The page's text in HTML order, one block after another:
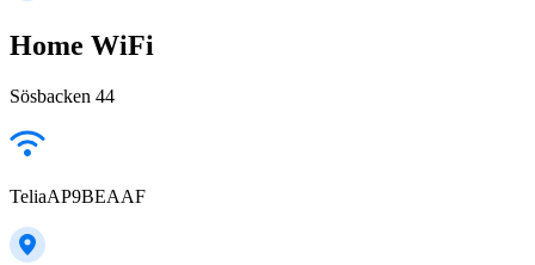
Home WiFi
Sösbacken 44
TeliaAP9BEAAF